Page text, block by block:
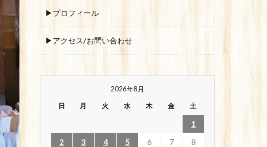
▶プロフィール
▶アクセス/お問い合わせ
2026年8月
日 月 火 水 木 金 土
1
2
3 4 5 6 7
8